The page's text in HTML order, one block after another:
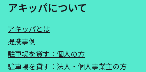
アキッパについて
アキッパとは
提携事例
駐車場を貸す：個人の方
駐車場を貸す：法人・個人事業主の方